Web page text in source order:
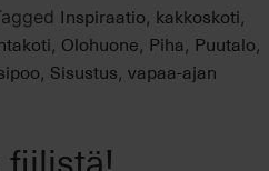
Inspiraatio, kakkoskoti,
, Olohuone, Piha , Puutalo,
, Sisustus, vapaa-ajan